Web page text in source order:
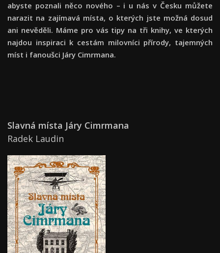
abyste poznali něco nového – i u nás v Česku můžete
narazit na zajímavá místa, o kterých jste možná dosud
ani nevěděli. Máme pro vás tipy na tři knihy, ve kterých
najdou inspiraci k cestám milovníci přírody, tajemných
míst i fanoušci Járy Cimrmana.
Slavná místa Járy Cimrmana
Radek Laudin